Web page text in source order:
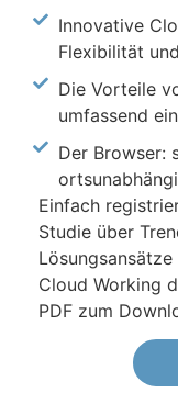
Innovative
Flexibilität
Die Vorteile
umfassend
Der Browser:
Einfach
Studie über
Cloud Working
PDF zum